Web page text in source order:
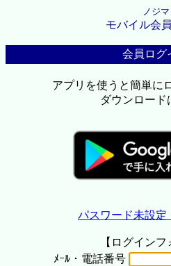
ノジマ
モバイル会
会員ログ
アプリを使うと簡単に
ダウンロード
パスワード未設定
【ログインフ
ﾒｰﾙ・電話番号